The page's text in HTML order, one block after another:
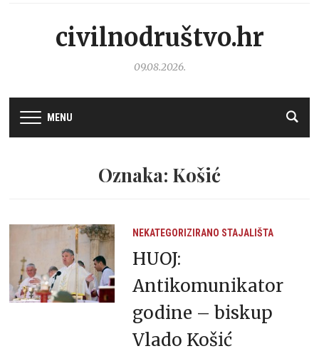
civilnodruštvo.hr
09.08.2026.
MENU
Oznaka: Košić
NEKATEGORIZIRANO STAJALIŠTA
HUOJ:
Antikomunikator
godine – biskup
Vlado Košić